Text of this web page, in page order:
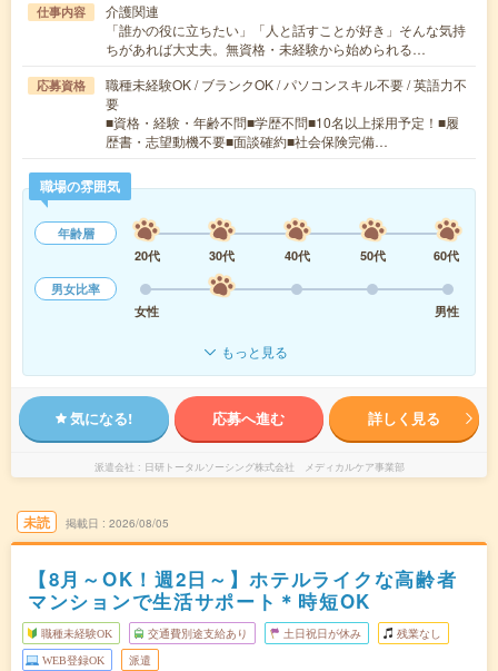
仕事内容
介護関連
「誰かの役に立ちたい」「人と話すことが好き」そんな気持
ちがあれば大丈夫。無資格・未経験から始められる…
応募資格
職種未経験OK / ブランクOK / パソコンスキル不要 / 英語力不
要
■資格・経験・年齢不問■学歴不問■10名以上採用予定！■履
歴書・志望動機不要■面談確約■社会保険完備…
職場の雰囲気
年齢層
20代
30代 40代 50代
60代
男女比率
女性
男性
もっと見る
気になる! 応募へ進む 詳しく見る
派遣会社 日研トータルソーシング株式会社 メディカルケア事業部
未読 掲載日 2026/08/05
【8月～OK！週2日～】ホテルライクな高齢者
マンションで生活サポート＊時短OK
職種未経験OK 交通費別途支給あり 土日祝日が休み 残業なし
WEB登録OK 派遣